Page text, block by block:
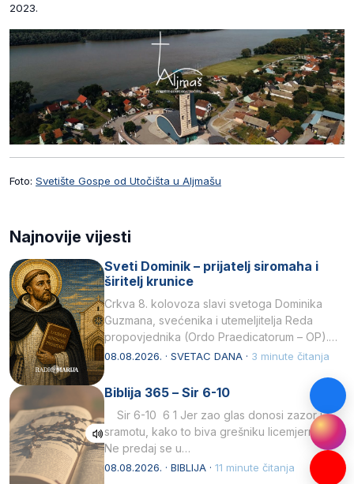
2023.
Foto: Svetište Gospe od Utočišta u Aljmašu
Najnovije vijesti
Sveti Dominik – prijatelj siromaha i
širitelj krunice
Crkva 8. kolovoza slavi svetoga Dominika
Guzmana, svećenika i utemeljitelja Reda
propovjednika (Ordo Praedicatorum – OP).
Svojim životom, dubokom ljubavlju prema
08.08.2026. · SVETAC DANA · 3 minute čitanja
Biblija 365 – Sir 6-10
Sir 6-10 6 1 Jer zao glas donosi zazor i
sramotu, kako to biva grešniku licemjernom.2
Ne predaj se u…
08.08.2026. · BIBLIJA · 11 minute čitanja